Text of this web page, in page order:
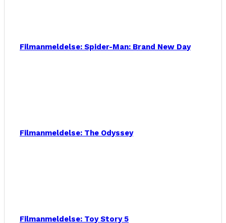
Filmanmeldelse: Spider-Man: Brand New Day
Filmanmeldelse: The Odyssey
Filmanmeldelse: Toy Story 5